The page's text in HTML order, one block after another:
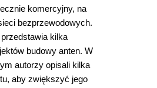
komercyjny, na
bezprzewodowych.
kilka
budowy anten. W
autorzy opisali kilka
aby zwiększyć jego